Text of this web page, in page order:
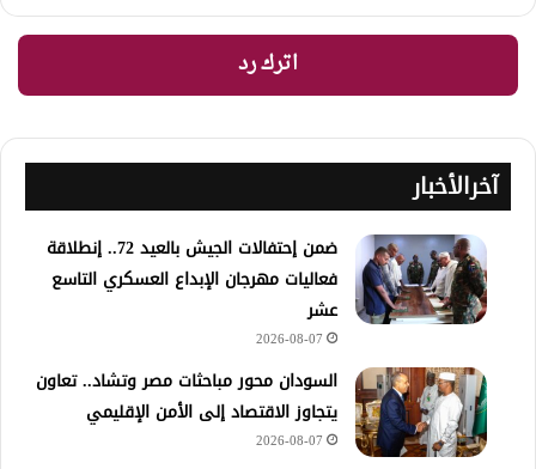
اترك رد
آخرالأخبار
ضمن إحتفالات الجيش بالعيد 72.. إنطلاقة
فعاليات مهرجان الإبداع العسكري التاسع
عشر
2026-08-07
السودان محور مباحثات مصر وتشاد.. تعاون
يتجاوز الاقتصاد إلى الأمن الإقليمي
2026-08-07